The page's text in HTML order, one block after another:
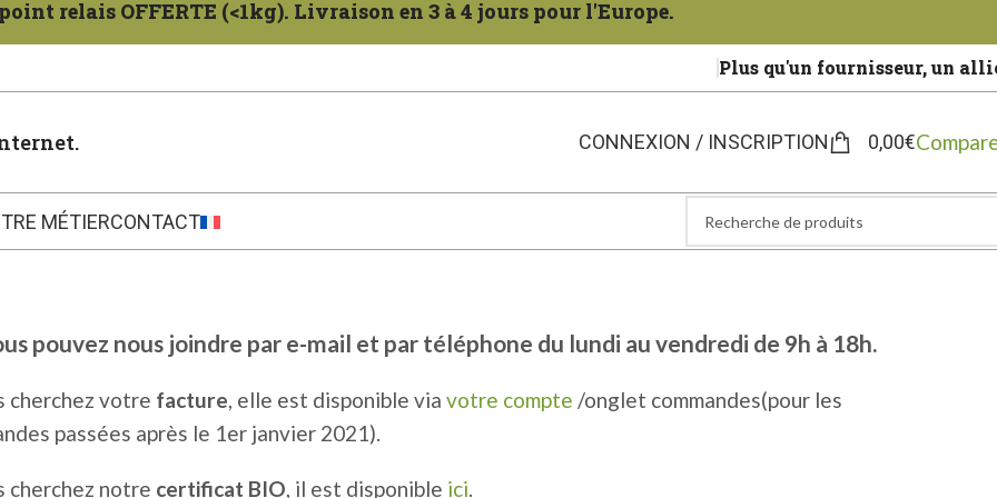
relais OFFERTE (<1kg). Livraison en 3 à 4 jours pour l'Europe.
Plus qu'un fournisseur, un
CONNEXION / INSCRIPTION 0,00€
MÉTIERCONTACT
pouvez nous joindre par e-mail et par téléphone du lundi au vendredi de 9h à 18h.
cherchez votre facture, elle est disponible via votre compte /onglet commandes(pour les
passées après le 1er janvier 2021).
cherchez notre certificat BIO, il est disponible ici.